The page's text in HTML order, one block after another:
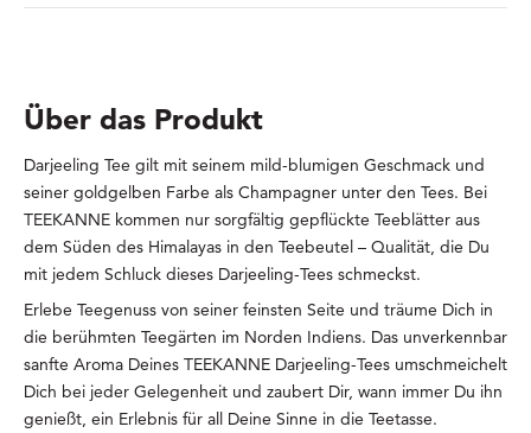
Über das Produkt
Darjeeling Tee gilt mit seinem mild-blumigen Geschmack und
seiner goldgelben Farbe als Champagner unter den Tees. Bei
TEEKANNE kommen nur sorgfältig gepflückte Teeblätter aus
dem Süden des Himalayas in den Teebeutel – Qualität, die Du
mit jedem Schluck dieses Darjeeling-Tees schmeckst.
Erlebe Teegenuss von seiner feinsten Seite und träume Dich in
die berühmten Teegärten im Norden Indiens. Das unverkennbar
sanfte Aroma Deines TEEKANNE Darjeeling-Tees umschmeichelt
Dich bei jeder Gelegenheit und zaubert Dir, wann immer Du ihn
genießt, ein Erlebnis für all Deine Sinne in die Teetasse.